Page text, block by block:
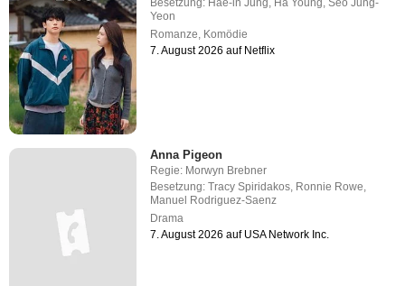
Besetzung: Hae-in Jung, Ha Young,Seo Jung-
Yeon
Romanze, Komödie
7. August 2026 auf Netflix
Anna Pigeon
Regie: Morwyn Brebner
Besetzung:Tracy Spiridakos Ronnie Rowe
Manuel Rodriguez-Saenz
Drama
7. August 2026 auf USA Network Inc.